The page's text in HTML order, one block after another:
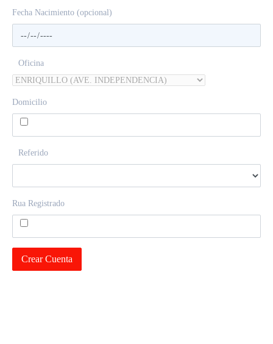
Fecha Nacimiento (opcional)
Oficina
Domicilio
Referido
Rua Registrado